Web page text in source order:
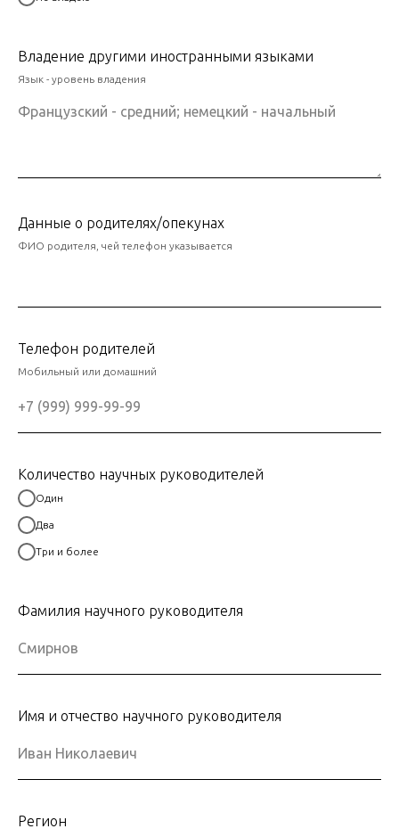
Владение другими иностранными языками
Язык - уровень владения
Данные о родителях/опекунах
ФИО родителя, чей телефон указывается
Телефон родителей
Мобильный или домашний
Количество научных руководителей
Один
Два
Три и более
Фамилия научного руководителя
Имя и отчество научного руководителя
Регион